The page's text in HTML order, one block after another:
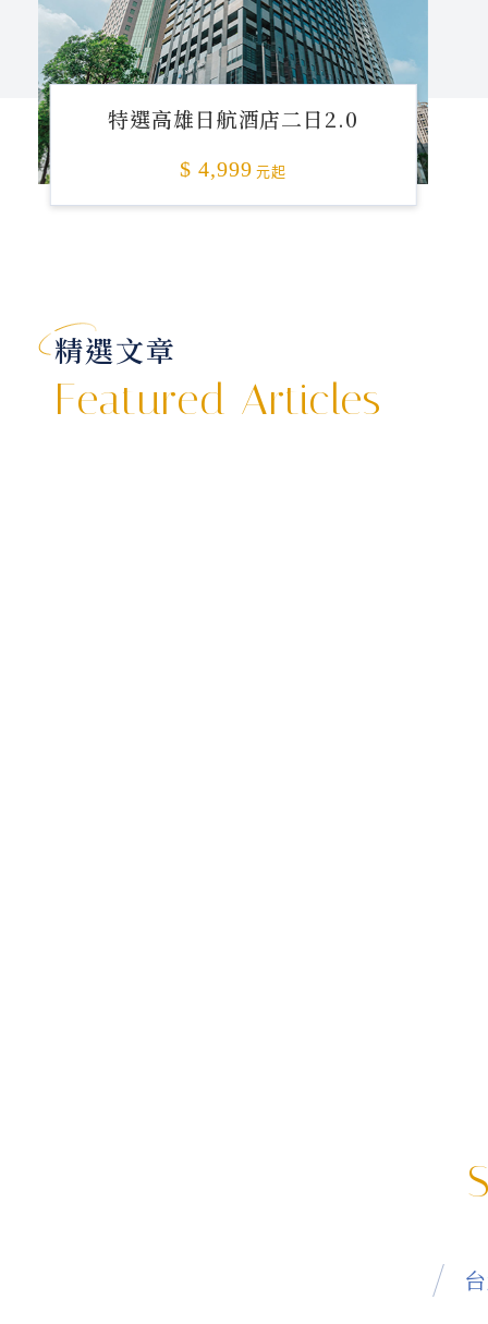
特選高雄日航酒店二日2.0
$ 4,999 元起
精選文章
Featured Articles